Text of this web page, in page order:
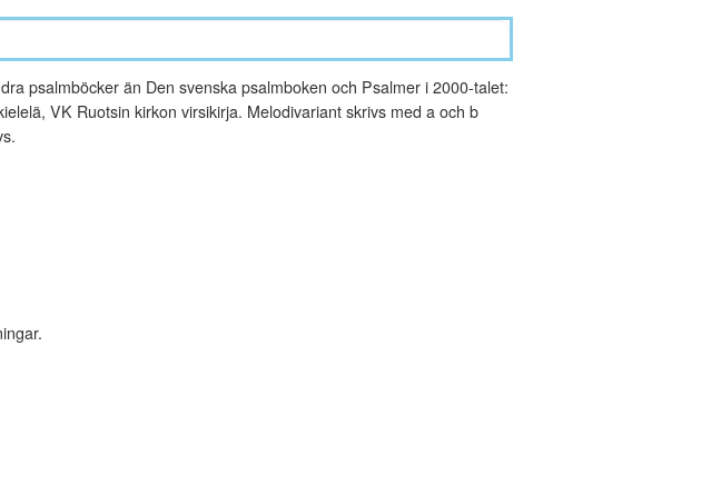
psalmböcker än Den svenska psalmboken och Psalmer i 2000-talet:
VK Ruotsin kirkon virsikirja. Melodivariant skrivs med a och b